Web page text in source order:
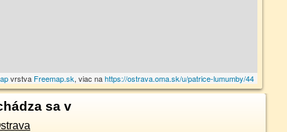
vrstva Freemap.sk, viac nahttps://ostrava.oma.sk/u/patrice-lumumby/44
sa v